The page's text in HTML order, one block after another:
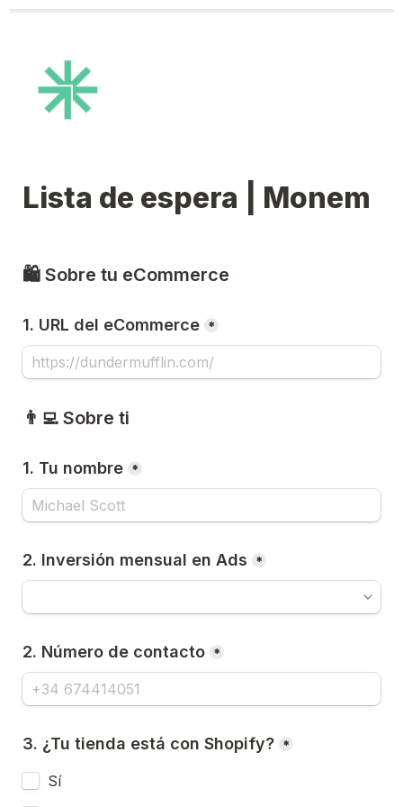
Lista de espera | Monem
🛍️ Sobre tu eCommerce
1. URL del eCommerce *
👨‍💻 Sobre ti
1. Tu nombre *
2. Inversión mensual en Ads *
2. Número de contacto *
3. ¿Tu tienda está con Shopify? *
Sí